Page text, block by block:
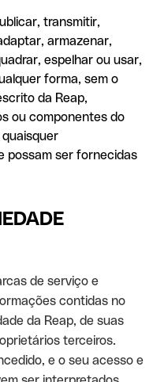
transmitir,
armazenar,
espelhar ou usar,
forma, sem o
da Reap,
ou componentes do
possam ser fornecidas
de serviço e
contidas no
da Reap, de suas
terceiros.
e o seu acesso e